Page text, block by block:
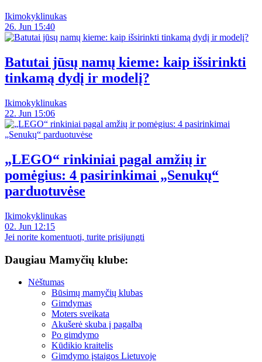
Ikimokyklinukas
26. Jun 15:40
Batutai jūsų namų kieme: kaip išsirinkti
tinkamą dydį ir modelį?
Ikimokyklinukas
22. Jun 15:06
„LEGO“ rinkiniai pagal amžių ir
pomėgius: 4 pasirinkimai „Senukų“
parduotuvėse
Ikimokyklinukas
02. Jun 12:15
Jei norite komentuoti, turite prisijungti
Daugiau Mamyčių klube:
Nėštumas
Būsimų mamyčių klubas
Gimdymas
Moters sveikata
Akušerė skuba į pagalbą
Po gimdymo
Kūdikio kraitelis
Gimdymo įstaigos Lietuvoje